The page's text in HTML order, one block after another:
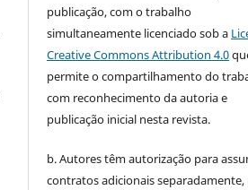
publicação, com o trabalho
simultaneamente licenciado sob a
Creative Commons Attribution 4.0
permite o compartilhamento do
com reconhecimento da autoria e
publicação inicial nesta revista.
b. Autores têm autorização para
contratos adicionais separadamente,